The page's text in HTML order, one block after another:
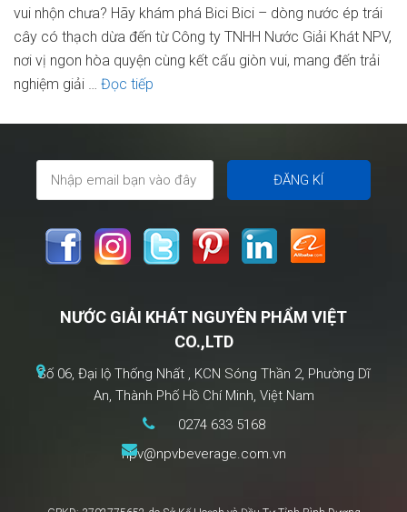
vui nhộn chưa? Hãy khám phá Bici Bici – dòng nước ép trái
cây có thạch dừa đến từ Công ty TNHH Nước Giải Khát NPV,
nơi vị ngon hòa quyện cùng kết cấu giòn vui, mang đến trải
nghiệm giải … Đọc tiếp
Trọn
Vị
Trái
Cây,
Vui
Mùa
Hè
NƯỚC GIẢI KHÁT NGUYÊN PHẨM VIỆT
CO.,LTD
Số 06, Đại lộ Thống Nhất , KCN Sóng Thần 2, Phường Dĩ
An, Thành Phố Hồ Chí Minh, Việt Nam
0274 633 5168
npv@npvbeverage.com.vn